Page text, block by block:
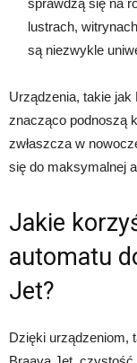
sprawdzą się na
lustrach,
są niezwykle
Urządzenia, takie
znacząco podnoszą
zwłaszcza w
się do maksymalnej
Jakie
automatu
Jet?
Dzięki urządzeniom,